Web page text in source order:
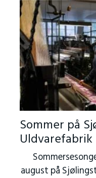
Sommer på
Uldvarefabrik
august på